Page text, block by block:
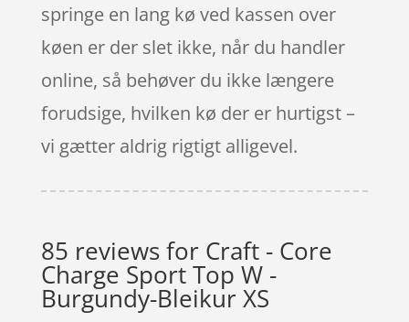
springe en lang kø ved kassen over
køen er der slet ikke, når du handler
online, så behøver du ikke længere
forudsige, hvilken kø der er hurtigst –
vi gætter aldrig rigtigt alligevel.
85 reviews for Craft - Core
Charge Sport Top W -
Burgundy-Bleikur XS